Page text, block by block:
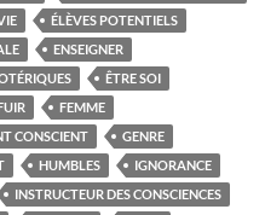
ÉLÈVES POTENTIELS
ENSEIGNER
ÊTRE SOI
FEMME
CONSCIENT
GENRE
HUMBLES
IGNORANCE
INSTRUCTEUR DES CONSCIENCES